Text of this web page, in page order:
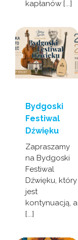
kapłanów [...]
Bydgoski
Festiwal
Dźwięku
Zapraszamy
na Bydgoski
Festiwal
Dźwięku, który
jest
kontynuacją, a
[...]